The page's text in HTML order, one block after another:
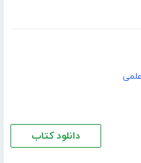
دانلود کتاب